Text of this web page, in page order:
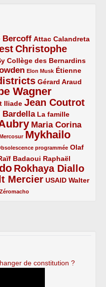
Bercoff Attac Calandreta
Christophe
Collège des Bernardins
Elon Musk Étienne
Gérard Araud
Wagner
Iliade Jean Coutrot
Bardella La famille
Maria Corina
Mykhailo
programmée Olaf
Badaoui Raphaël
Rokhaya Diallo
Mercier USAID Walter
Zéromacho
de constitution ?